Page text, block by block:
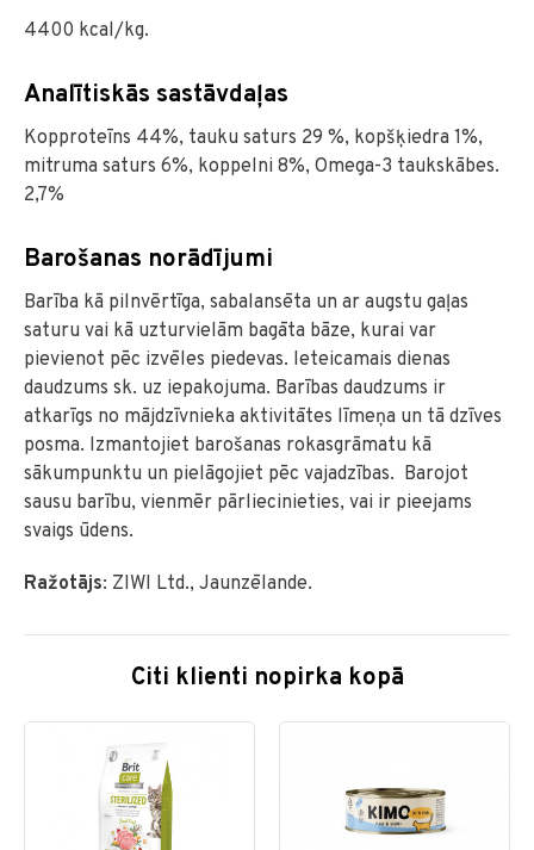
4400 kcal/kg.
Analītiskās sastāvdaļas
Kopproteīns 44%, tauku saturs 29 %, kopšķiedra 1%,
mitruma saturs 6%, koppelni 8%, Omega-3 taukskābes.
2,7%
Barošanas norādījumi
Barība kā pilnvērtīga, sabalansēta un ar augstu gaļas
saturu vai kā uzturvielām bagāta bāze, kurai var
pievienot pēc izvēles piedevas. Ieteicamais dienas
daudzums sk. uz iepakojuma. Barības daudzums ir
atkarīgs no mājdzīvnieka aktivitātes līmeņa un tā dzīves
posma. Izmantojiet barošanas rokasgrāmatu kā
sākumpunktu un pielāgojiet pēc vajadzības. Barojot
sausu barību, vienmēr pārliecinieties, vai ir pieejams
svaigs ūdens.
Ražotājs: ZIWI Ltd., Jaunzēlande.
Citi klienti nopirka kopā